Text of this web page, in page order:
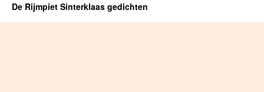
De Rijmpiet Sinterklaas gedichten